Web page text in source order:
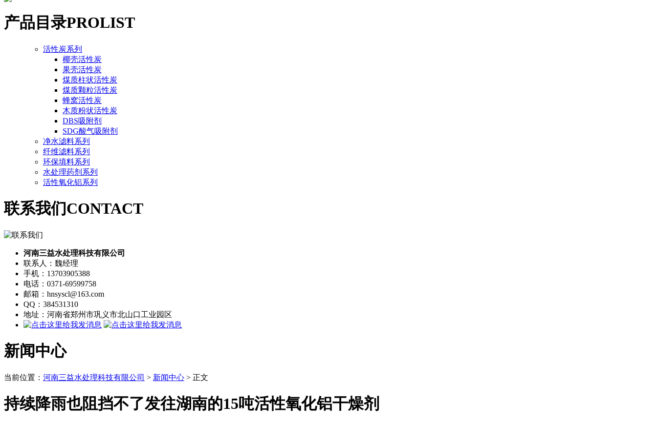
产品目录PROLIST
活性炭系列
椰壳活性炭
果壳活性炭
煤质柱状活性炭
煤质颗粒活性炭
蜂窝活性炭
木质粉状活性炭
DBS吸附剂
SDG酸气吸附剂
净水滤料系列
纤维滤料系列
环保填料系列
水处理药剂系列
活性氧化铝系列
联系我们CONTACT
河南三益水处理科技有限公司
联系人：魏经理
手机：13703905388
电话：0371-69599758
邮箱：hnsyscl@163.com
QQ：384531310
地址：河南省郑州市巩义市北山口工业园区
新闻中心
当前位置： 河南三益水处理科技有限公司 > 新闻中心 > 正文
持续降雨也阻挡不了发往湖南的15吨活性氧化铝干燥剂